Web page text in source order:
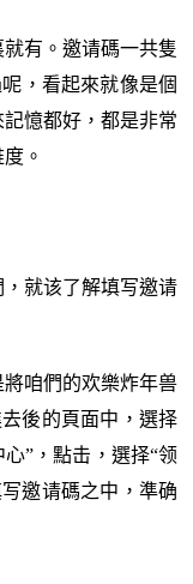
有。邀请碼一共隻
，看起來就像是個
憶都好，都是非常
。
就该了解填写邀请
咱們的欢樂炸年兽
後的頁面中，選择
”，點击，選择“领
邀请碼之中，準确